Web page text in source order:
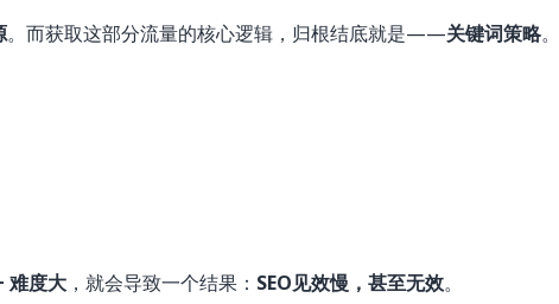
。而获取这部分流量的核心逻辑，归根结底就是——关键词策略。
难度大，就会导致一个结果： SEO见效慢，甚至无效。